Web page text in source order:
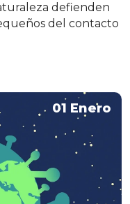
defienden
del contacto
01 Enero